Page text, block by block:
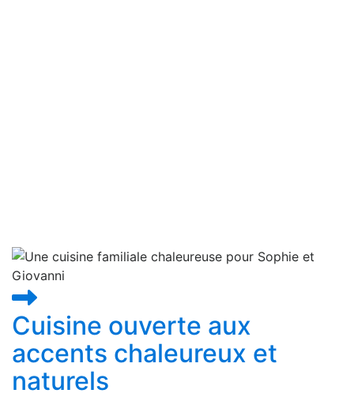
Cuisine ouverte aux
accents chaleureux et
naturels